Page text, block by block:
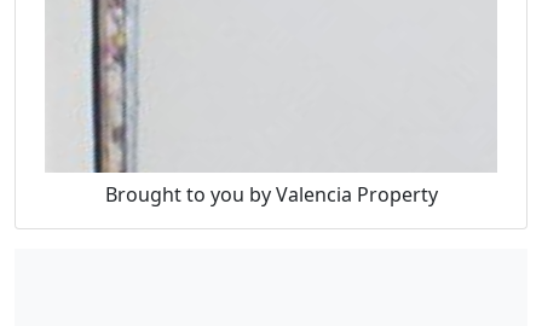
Brought to you by Valencia Property